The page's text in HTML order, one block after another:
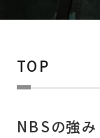
TOP
NBSの強み